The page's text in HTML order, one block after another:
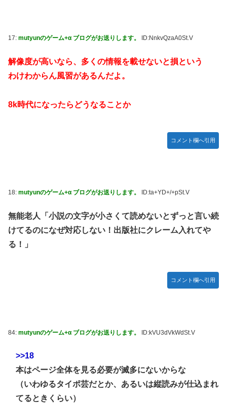
17: mutyunのゲーム+α ブログがお送りします。 ID:NnkvQzaA0St.V
解像度が高いなら、多くの情報を載せないと損という
わけわからん風習があるんだよ。
8k時代になったらどうなることか
コメント欄へ引用
18: mutyunのゲーム+α ブログがお送りします。 ID:ta+YD+/+pSt.V
無能老人「小説の文字が小さくて読めないとずっと言い続
けてるのになぜ対応しない！出版社にクレーム入れてや
る！」
コメント欄へ引用
84: mutyunのゲーム+α ブログがお送りします。 ID:kVU3dVkWdSt.V
>>18
本はページ全体を見る必要が滅多にないからな
（いわゆるタイポ芸だとか、あるいは縦読みが仕込まれ
てるときくらい）